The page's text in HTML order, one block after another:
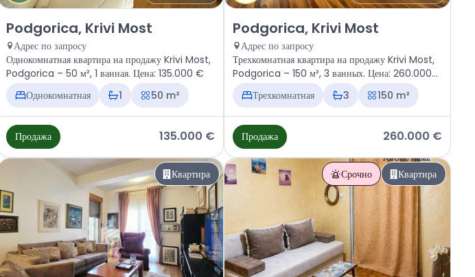
Продажа - Квартира Podgorica, Krivi Most
Podgorica, Krivi Most
Адрес по запросу
Однокомнатная квартира на продажу Krivi Most,
Podgorica – 50 м², 1 ванная. Цена: 135.000 €
Однокомнатная
1 50 m²
Продажа 135.000 €
Продажа - Квартира Podgorica, Krivi Most
Podgorica, Krivi Most
Адрес по запросу
Трехкомнатная квартира на продажу Krivi Most,
Podgorica – 150 м², 3 ванных. Цена: 260.000
€
Трехкомнатная 3 150 m²
Продажа 260.000 €
Квартира Срочно Квартира